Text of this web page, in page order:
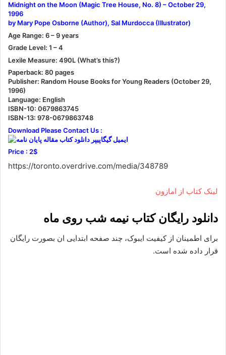
Midnight on the Moon (Magic Tree House, No. 8) – October 29,
1996
by Mary Pope Osborne (Author), Sal Murdocca (Illustrator)
Age Range: 6 – 9 years
Grade Level: 1 – 4
Lexile Measure: 490L (What’s this?)
Paperback: 80 pages
Publisher: Random House Books for Young Readers (October 29,
1996)
Language: English
ISBN-10: 0679863745
ISBN-13: 978-0679863748
Download Please Contact Us :
Price : 2$
https://toronto.overdrive.com/media/348789
لینک کتاب از امازون
دانلود رایگان کتاب نیمه شب روی ماه
برای اطمینان از کیفیت ایبوک، چند صفحه ابتدایی ان بصورت رایگان
قرار داده شده است.